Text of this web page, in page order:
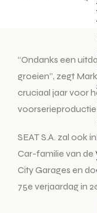
“Ondanks een
groeien”, zegt
cruciaal jaar voor
SEAT S.A. zal ook
Car-familie van de
City Garages en
75e verjaardag in